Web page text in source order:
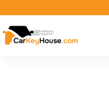
inhoud